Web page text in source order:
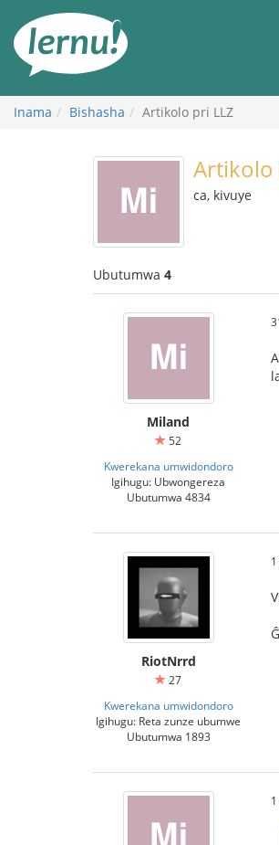
rupapuro
rw'ibirimwo
Inama Bishasha Artikolo pri LLZ
Artikolo
ca, kivuye
Ubutumwa 4
Miland
52
Kwerekana umwidondoro
Igihugu: Ubwongereza
Ubutumwa 4834
RiotNrrd
27
Kwerekana umwidondoro
Igihugu: Reta zunze ubumwe
Ubutumwa 1893